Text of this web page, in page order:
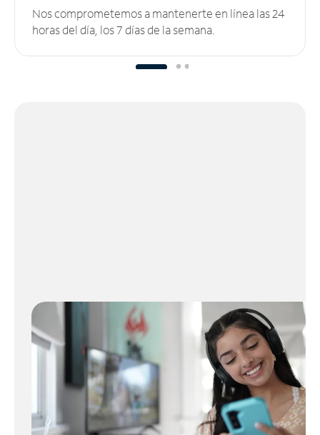
Nos comprometemos a mantenerte en línea las 24
horas del día, los 7 días de la semana.